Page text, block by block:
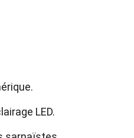
LED.